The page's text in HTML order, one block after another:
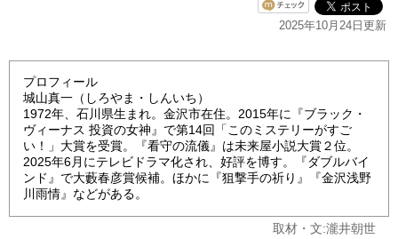
2025年10月24日更新
プロフィール
城山真一（しろやま・しんいち）
1972年、石川県生まれ。金沢市在住。2015年に『ブラック・
ヴィーナス 投資の女神』で第14回「このミステリーがすご
い！」大賞を受賞。『看守の流儀』は未来屋小説大賞２位。
2025年6月にテレビドラマ化され、好評を博す。『ダブルバイ
ンド』で大藪春彦賞候補。ほかに『狙撃手の祈り』『金沢浅野
川雨情』などがある。
取材・文:瀧井朝世